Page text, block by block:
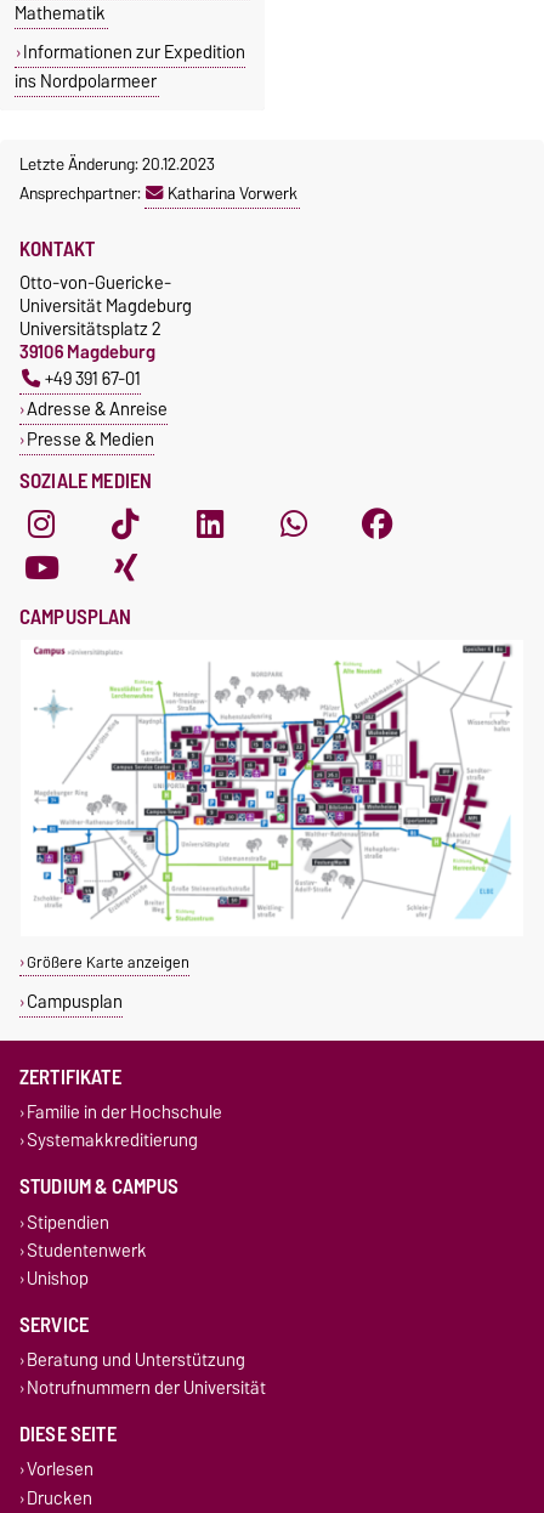
Mathematik
Informationen zur Expedition
ins Nordpolarmeer
Letzte Änderung: 20.12.2023
Ansprechpartner:
Katharina Vorwerk
SOZIALE MEDIEN
KONTAKT
Otto-von-Guericke-
Universität Magdeburg
Universitätsplatz 2
39106 Magdeburg
+49 391 67-01
Adresse & Anreise
Presse & Medien
CAMPUSPLAN
Größere Karte anzeigen
Campusplan
ZERTIFIKATE
Familie in der Hochschule
Systemakkreditierung
STUDIUM & CAMPUS
Stipendien
Studentenwerk
Unishop
SERVICE
Beratung und Unterstützung
Notrufnummern der Universität
DIESE SEITE
Vorlesen
Drucken